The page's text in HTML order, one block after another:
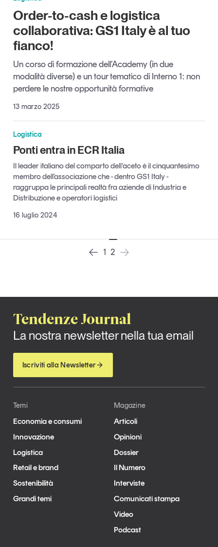
Podcast
Eventi e formazione
Chi siamo
Newsletter
Contatti
Tendenze Journal
Un anno di
Tendenze2026
Leggi il magazine
Tendenze è il magazine di GS1 Italy che racconta in
modo indipendente il cambiamento e le sfide del largo
consumatori
GS1 Italy GS1 Italy
Tendenze
GS1 Italy
Order-to-cash e logistica
collaborativa: GS1 Italy è al tuo
fianco!
Un corso di formazione dell’Academy (in due
modalità diverse) e un tour tematico di Interno 1: non
perdere le nostre opportunità formative
13 marzo 2025
Logistica
Ponti entra in ECR Italia
Il leader italiano del comparto dell’aceto è il cinquantesimo
membro dell'associazione che - dentro GS1 Italy -
raggruppa le principali realtà fra aziende di Industria e
Distribuzione e operatori logistici
16 luglio 2024
1 2
Tendenze Journal
La nostra newsletter nella tua email
Iscriviti alla Newsletter
Temi
Economia e consumi
Innovazione
Logistica
Retail e brand
Sostenibilità
Grandi temi
Magazine
Articoli
Opinioni
Dossier
Il Numero
Interviste
Comunicati stampa
Video
Podcast